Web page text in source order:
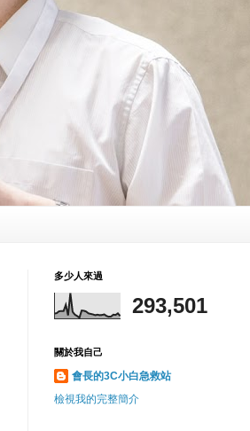
多少人來過
293,501
關於我自己
會長的3C小白急救站
檢視我的完整簡介